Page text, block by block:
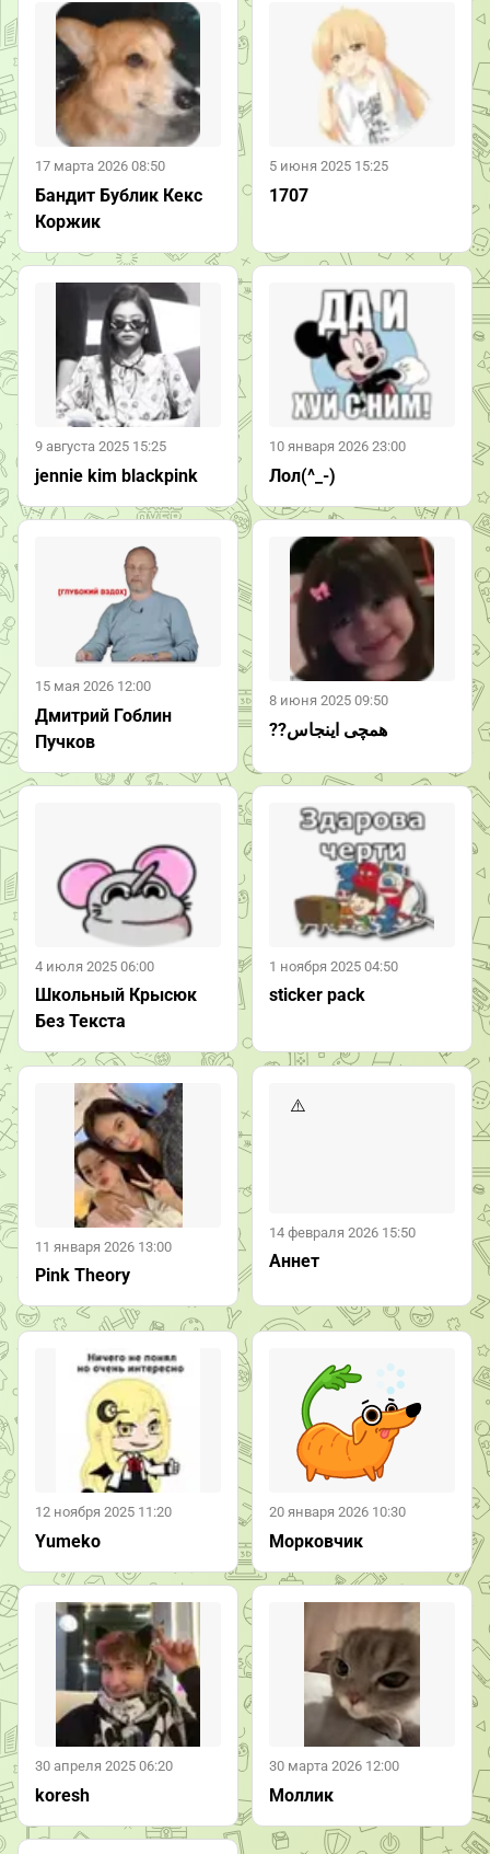
17 марта 2026 08:50
Бандит Бублик Кекс
Коржик
5 июня 2025 15:25
1707
9 августа 2025 15:25
jennie kim blackpink
10 января 2026 23:00
Лол(^_-)
15 мая 2026 12:00
Дмитрий Гоблин
Пучков
8 июня 2025 09:50
??همچی اینجاس
4 июля 2025 06:00
Школьный Крысюк
Без Текста
1 ноября 2025 04:50
sticker pack
11 января 2026 13:00
Pink Theory
14 февраля 2026 15:50
Аннет
12 ноября 2025 11:20
Yumeko
20 января 2026 10:30
Морковчик
30 апреля 2025 06:20
koresh
30 марта 2026 12:00
Моллик